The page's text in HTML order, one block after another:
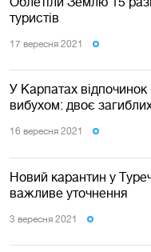
туристів
17 вересня 2021
У Карпатах відпочинок
вибухом: двоє
16 вересня 2021
Новий карантин у
важливе уточнення
3 вересня 2021